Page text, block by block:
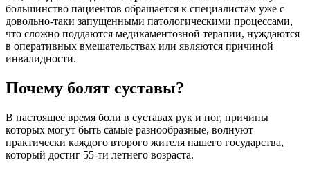
большинство пациентов обращается к специалистам уже с
довольно-таки запущенными патологическими процессами,
что сложно поддаются медикаментозной терапии, нуждаются
в оперативных вмешательствах или являются причиной
инвалидности.
Почему болят суставы?
В настоящее время боли в суставах рук и ног, причины
которых могут быть самые разнообразные, волнуют
практически каждого второго жителя нашего государства,
который достиг 55-ти летнего возраста.